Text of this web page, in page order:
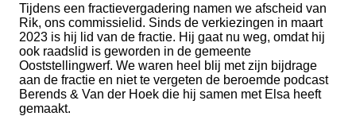
Tijdens een fractievergadering namen we afscheid van
Rik, ons commissielid. Sinds de verkiezingen in maart
2023 is hij lid van de fractie. Hij gaat nu weg, omdat hij
ook raadslid is geworden in de gemeente
Ooststellingwerf. We waren heel blij met zijn bijdrage
aan de fractie en niet te vergeten de beroemde podcast
Berends & Van der Hoek die hij samen met Elsa heeft
gemaakt.